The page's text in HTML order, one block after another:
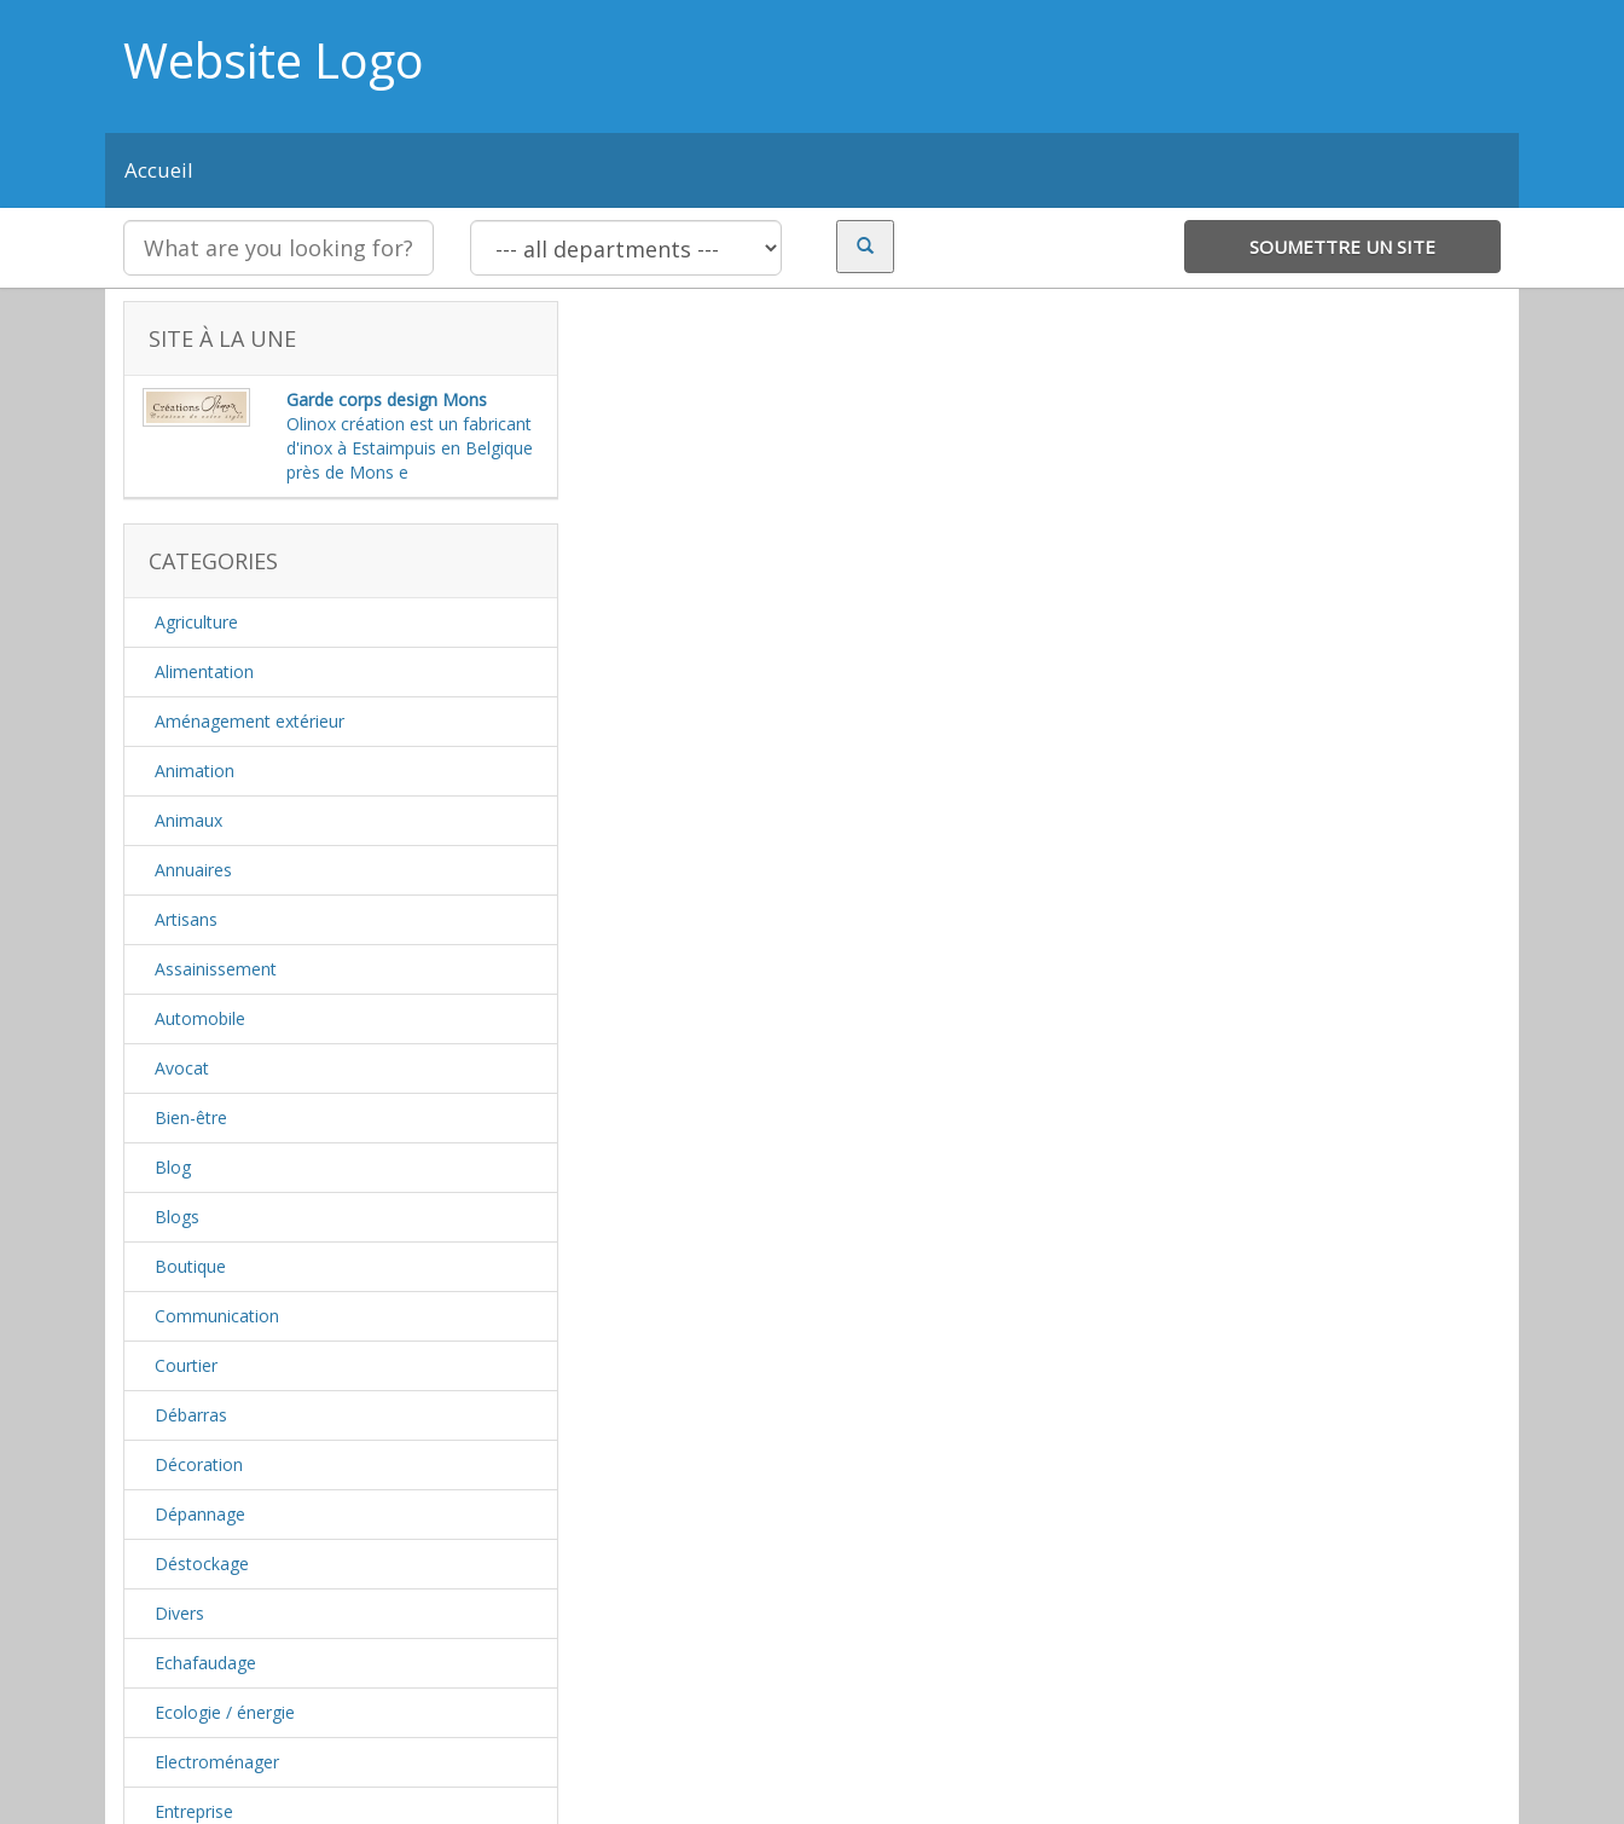
Website Logo
Accueil
SOUMETTRE UN SITE
SITE À LA UNE
Garde corps design Mons
Olinox création est un fabricant
d'inox à Estaimpuis en Belgique
près de Mons e
CATEGORIES
Agriculture
Alimentation
Aménagement extérieur
Animation
Animaux
Annuaires
Artisans
Assainissement
Automobile
Avocat
Bien-être
Blog
Blogs
Boutique
Communication
Courtier
Débarras
Décoration
Dépannage
Déstockage
Divers
Echafaudage
Ecologie / énergie
Electroménager
Entreprise